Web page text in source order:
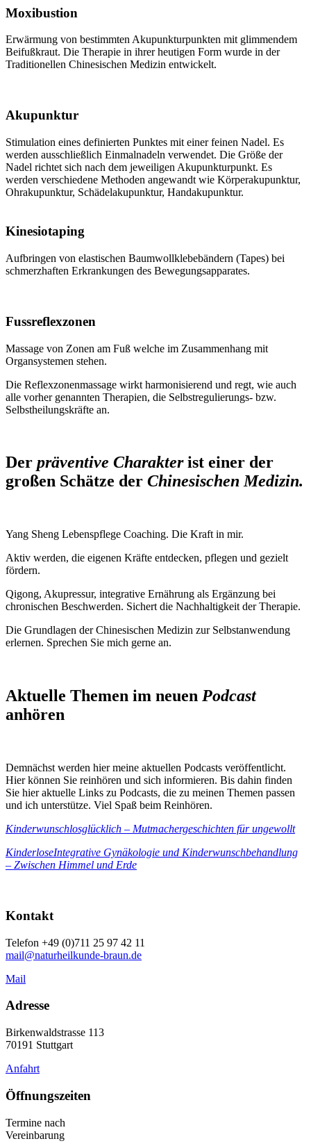
Moxibustion
Erwärmung von bestimmten Akupunkturpunkten mit glimmendem
Beifußkraut. Die Therapie in ihrer heutigen Form wurde in der
Traditionellen Chinesischen Medizin entwickelt.
Akupunktur
Stimulation eines definierten Punktes mit einer feinen Nadel. Es
werden ausschließlich Einmalnadeln verwendet. Die Größe der
Nadel richtet sich nach dem jeweiligen Akupunkturpunkt. Es
werden verschiedene Methoden angewandt wie Körperakupunktur,
Ohrakupunktur, Schädelakupunktur, Handakupunktur.
Kinesiotaping
Aufbringen von elastischen Baumwollklebebändern (Tapes) bei
schmerzhaften Erkrankungen des Bewegungsapparates.
Fussreflexzonen
Massage von Zonen am Fuß welche im Zusammenhang mit
Organsystemen stehen.
Die Reflexzonenmassage wirkt harmonisierend und regt, wie auch
alle vorher genannten Therapien, die Selbstregulierungs- bzw.
Selbstheilungskräfte an.
Der präventive Charakterist einer der
großen Schätze der Chinesischen Medizin.
Yang Sheng Lebenspflege Coaching. Die Kraft in mir.
Aktiv werden, die eigenen Kräfte entdecken, pflegen und gezielt
fördern.
Qigong, Akupressur, integrative Ernährung als Ergänzung bei
chronischen Beschwerden. Sichert die Nachhaltigkeit der Therapie.
Die Grundlagen der Chinesischen Medizin zur Selbstanwendung
erlernen. Sprechen Sie mich gerne an.
Aktuelle Themen im neuen Podcast
anhören
Demnächst werden hier meine aktuellen Podcasts veröffentlicht.
Hier können Sie reinhören und sich informieren. Bis dahin finden
Sie hier aktuelle Links zu Podcasts, die zu meinen Themen passen
und ich unterstütze. Viel Spaß beim Reinhören.
Kinderwunschlosglücklich – Mutmachergeschichten für ungewollt
KinderloseIntegrative Gynäkologie und Kinderwunschbehandlung
– Zwischen Himmel und Erde
Kontakt
Telefon +49 (0)711 25 97 42 11
mail@naturheilkunde-braun.de
Mail
Adresse
Birkenwaldstrasse 113
70191 Stuttgart
Anfahrt
Öffnungszeiten
Termine nach
Vereinbarung